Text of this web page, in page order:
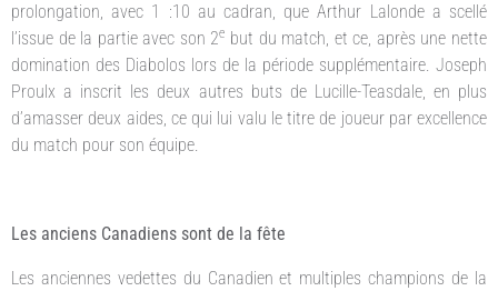
prolongation, avec 1 :10 au cadran, que Arthur Lalonde a scellé
l’issue de la partie avec son 2e but du match, et ce, après une nette
domination des Diabolos lors de la période supplémentaire. Joseph
Proulx a inscrit les deux autres buts de Lucille-Teasdale, en plus
d’amasser deux aides, ce qui lui valu le titre de joueur par excellence
du match pour son équipe.
Les anciens Canadiens sont de la fête
Les anciennes vedettes du Canadien et multiples champions de la